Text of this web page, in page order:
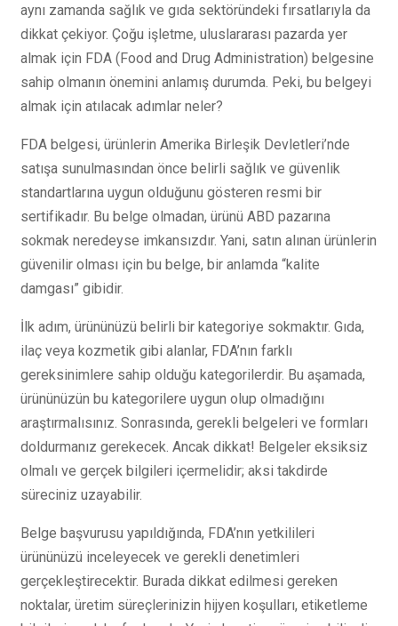
aynı zamanda sağlık ve gıda sektöründeki fırsatlarıyla da
dikkat çekiyor. Çoğu işletme, uluslararası pazarda yer
almak için FDA (Food and Drug Administration) belgesine
sahip olmanın önemini anlamış durumda. Peki, bu belgeyi
almak için atılacak adımlar neler?
FDA belgesi, ürünlerin Amerika Birleşik Devletleri’nde
satışa sunulmasından önce belirli sağlık ve güvenlik
standartlarına uygun olduğunu gösteren resmi bir
sertifikadır. Bu belge olmadan, ürünü ABD pazarına
sokmak neredeyse imkansızdır. Yani, satın alınan ürünlerin
güvenilir olması için bu belge, bir anlamda “kalite
damgası” gibidir.
İlk adım, ürününüzü belirli bir kategoriye sokmaktır. Gıda,
ilaç veya kozmetik gibi alanlar, FDA’nın farklı
gereksinimlere sahip olduğu kategorilerdir. Bu aşamada,
ürününüzün bu kategorilere uygun olup olmadığını
araştırmalısınız. Sonrasında, gerekli belgeleri ve formları
doldurmanız gerekecek. Ancak dikkat! Belgeler eksiksiz
olmalı ve gerçek bilgileri içermelidir; aksi takdirde
süreciniz uzayabilir.
Belge başvurusu yapıldığında, FDA’nın yetkilileri
ürününüzü inceleyecek ve gerekli denetimleri
gerçekleştirecektir. Burada dikkat edilmesi gereken
noktalar, üretim süreçlerinizin hijyen koşulları, etiketleme